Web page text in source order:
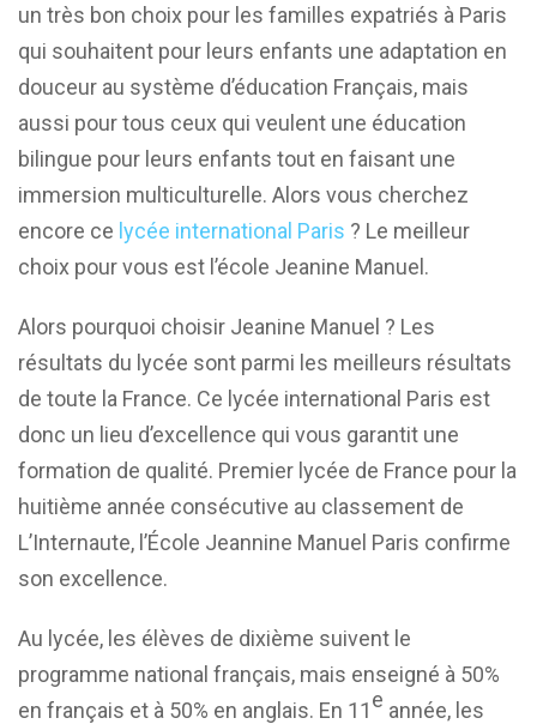
un très bon choix pour les familles expatriés à Paris
qui souhaitent pour leurs enfants une adaptation en
douceur au système d’éducation Français, mais
aussi pour tous ceux qui veulent une éducation
bilingue pour leurs enfants tout en faisant une
immersion multiculturelle. Alors vous cherchez
encore ce lycée international Paris ? Le meilleur
choix pour vous est l’école Jeanine Manuel.
Alors pourquoi choisir Jeanine Manuel ? Les
résultats du lycée sont parmi les meilleurs résultats
de toute la France. Ce lycée international Paris est
donc un lieu d’excellence qui vous garantit une
formation de qualité. Premier lycée de France pour la
huitième année consécutive au classement de
L’Internaute, l’École Jeannine Manuel Paris confirme
son excellence.
Au lycée, les élèves de dixième suivent le
programme national français, mais enseigné à 50%
en français et à 50% en anglais. En 11e année, les